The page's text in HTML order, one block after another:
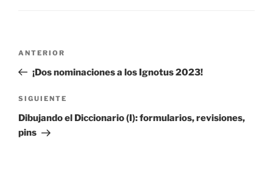
entradas
Entrada
anterior:
ANTERIOR
¡Dos nominaciones a los Ignotus 2023!
Siguiente
entrada
SIGUIENTE
Dibujando el Diccionario (I): formularios, revisiones,
pins